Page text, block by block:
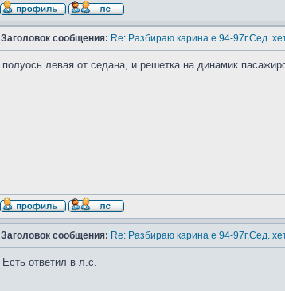
Заголовок сообщения: Re: Разбираю карина е 94-97г.Сед.
полуось левая от седана, и решетка на динамик
Заголовок сообщения: Re: Разбираю карина е 94-97г.Сед.
Есть ответил в л.с.